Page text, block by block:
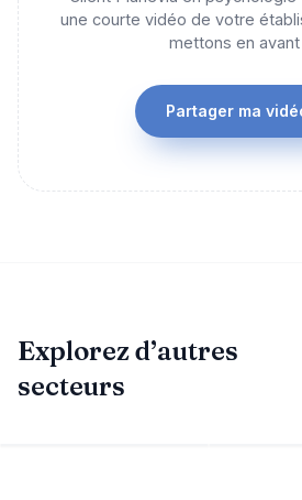
une courte vidéo de votre
mettons en avant
Partager ma
Explorez d’autres
secteurs